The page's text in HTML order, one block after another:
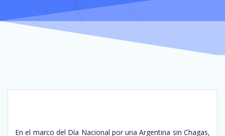
En el marco del Día Nacional por una Argentina sin Chagas,